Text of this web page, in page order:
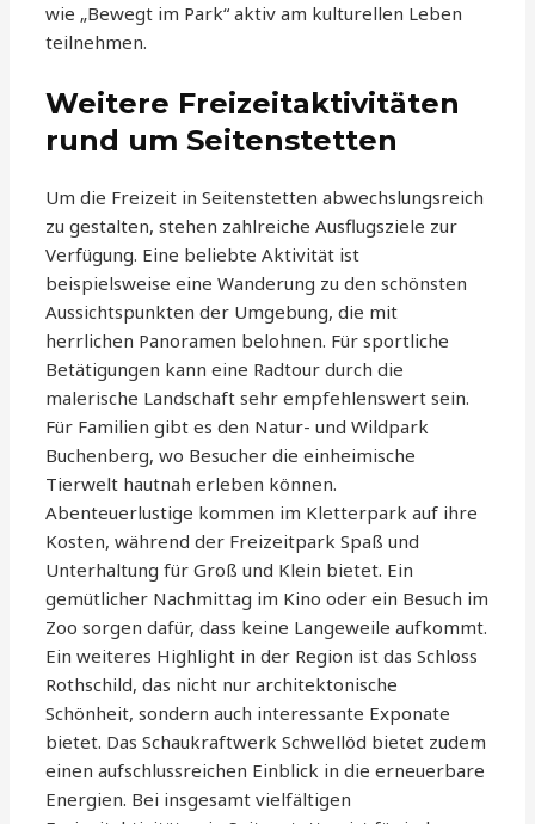
wie „Bewegt im Park“ aktiv am kulturellen Leben
teilnehmen.
Weitere Freizeitaktivitäten
rund um Seitenstetten
Um die Freizeit in Seitenstetten abwechslungsreich
zu gestalten, stehen zahlreiche Ausflugsziele zur
Verfügung. Eine beliebte Aktivität ist
beispielsweise eine Wanderung zu den schönsten
Aussichtspunkten der Umgebung, die mit
herrlichen Panoramen belohnen. Für sportliche
Betätigungen kann eine Radtour durch die
malerische Landschaft sehr empfehlenswert sein.
Für Familien gibt es den Natur- und Wildpark
Buchenberg, wo Besucher die einheimische
Tierwelt hautnah erleben können.
Abenteuerlustige kommen im Kletterpark auf ihre
Kosten, während der Freizeitpark Spaß und
Unterhaltung für Groß und Klein bietet. Ein
gemütlicher Nachmittag im Kino oder ein Besuch im
Zoo sorgen dafür, dass keine Langeweile aufkommt.
Ein weiteres Highlight in der Region ist das Schloss
Rothschild, das nicht nur architektonische
Schönheit, sondern auch interessante Exponate
bietet. Das Schaukraftwerk Schwellöd bietet zudem
einen aufschlussreichen Einblick in die erneuerbare
Energien. Bei insgesamt vielfältigen